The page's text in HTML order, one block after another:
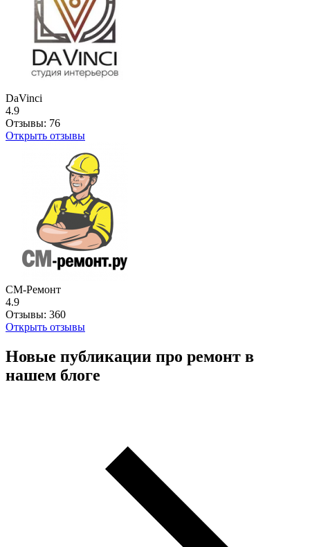
DaVinci
4.9
Отзывы: 76
Открыть отзывы
СМ-Ремонт
4.9
Отзывы: 360
Открыть отзывы
Новые публикации про ремонт в
нашем блоге